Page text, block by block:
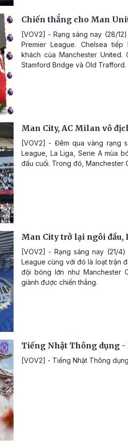
Chiến thắng cho Man
[VOV2] - Rạng sáng nay (28/
Premier League. Chelsea tiếp
khách của Manchester
Stamford Bridge và Old Trafford.
Man City, AC Milan vô
[VOV2] - Đêm qua vàng rạng
League, La Liga, Serie A mùa
đấu cuối. Trong đó, Manchester
Man City trở lại ngôi đầu,
[VOV2] - Rạng sáng nay (21/
League cùng với đó là loạt trận
đội bóng lớn như Manchester
giành được chiến thắng.
Tiếng Nhật Thông dụng -
[VOV2] - Tiếng Nhật Thông